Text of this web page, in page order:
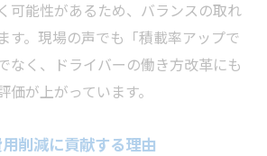
可能性があるため、バランスの取れ
す。現場の声でも「積載率アップで
なく、ドライバーの働き方改革にも
が上がっています。
削減に貢献する理由